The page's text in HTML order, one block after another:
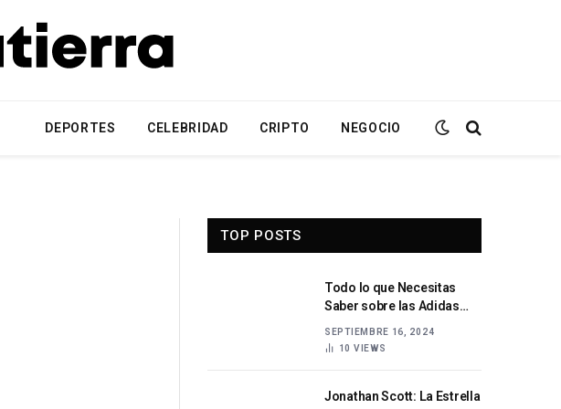
DEPORTES CELEBRIDAD CRIPTO NEGOCIO
TOP POSTS
Todo lo que Necesitas
Saber sobre las Adidas
Tendencias
SEPTIEMBRE 16, 2024
10 VIEWS
Jonathan Scott: La Estrella